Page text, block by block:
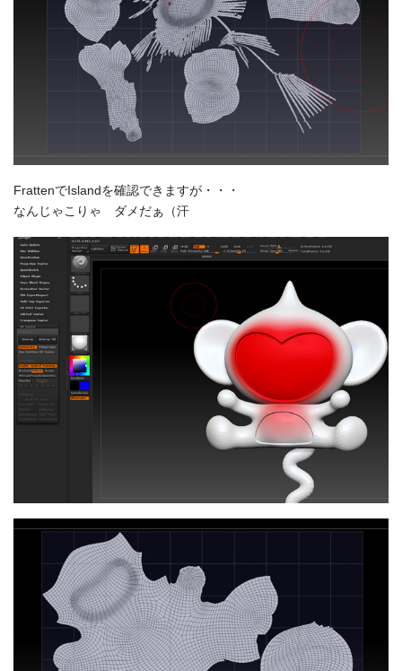
FrattenでIslandを確認できますが・・・
なんじゃこりゃ ダメだぁ（汗